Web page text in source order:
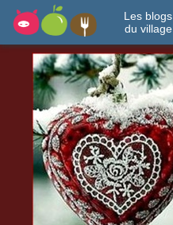
Les blogs
du village